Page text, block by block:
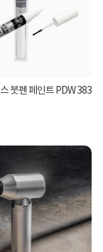
[모비스] 모비스 붓펜 페인트 PDW 383